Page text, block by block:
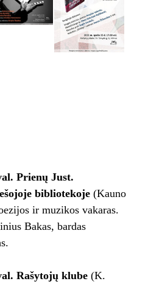
Prienų Just.
bibliotekoje(Kauno
ir muzikos vakaras.
Bakas, bardas
Rašytojų klube(K.